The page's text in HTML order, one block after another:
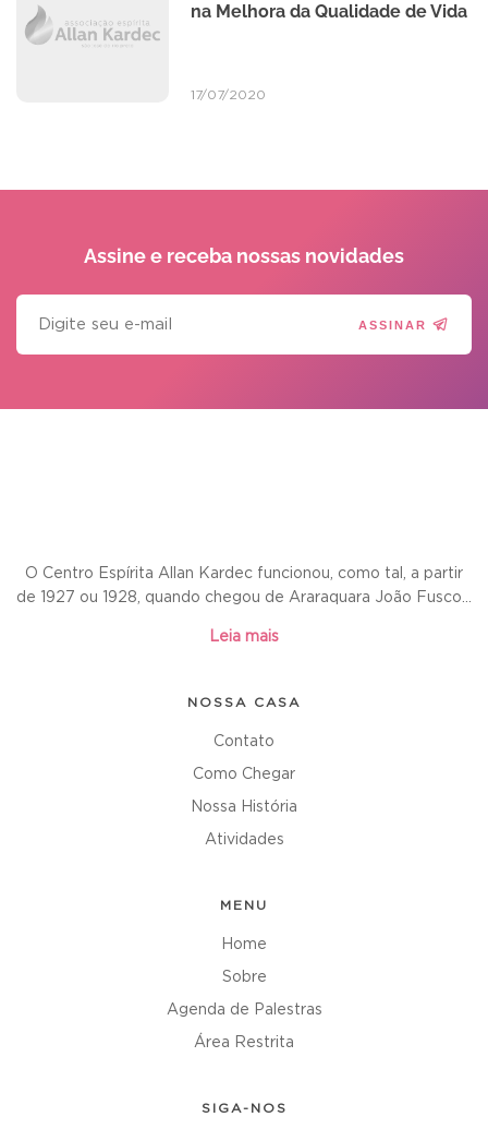
na Melhora da Qualidade de Vida
17/07/2020
Assine e receba nossas novidades
ASSINAR
O Centro Espírita Allan Kardec funcionou, como tal, a partir
de 1927 ou 1928, quando chegou de Araraquara João Fusco...
Leia mais
NOSSA CASA
Contato
Como Chegar
Nossa História
Atividades
MENU
Home
Sobre
Agenda de Palestras
Área Restrita
SIGA-NOS